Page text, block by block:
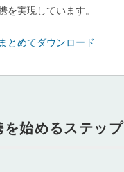
を実現しています。
とめてダウンロード
を始めるステップ